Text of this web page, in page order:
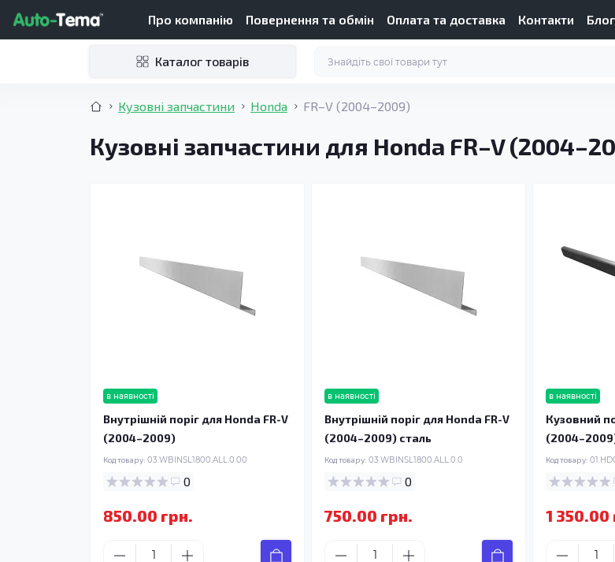
Про компанію Повернення та обмін Оплата та доставка Контакти Блог
Каталог товарів
Кузовні запчастини Honda FR–V (2004–2009)
Кузовні запчастини для Honda FR–V
в наявності
Внутрішній поріг для Honda FR-V
(2004–2009)
Код товару: 03.WBINSL1800.ALL.0.00
0
850.00 грн.
в наявності
Внутрішній поріг для Honda FR-V
(2004–2009) сталь
Код товару: 03.WBINSL1800.ALL.0.0
0
750.00 грн.
в наявності
Кузовний
Код товару:
1 350.00